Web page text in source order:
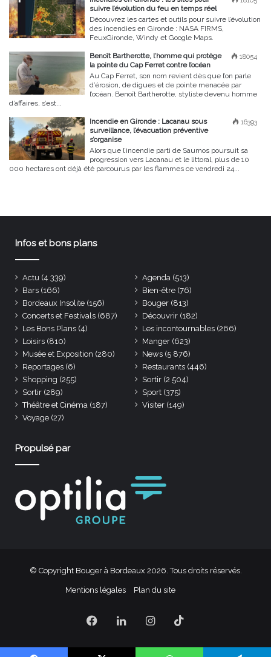
suivre l’évolution du feu en temps réel
Découvrez les cartes et outils pour suivre l’évolution
des incendies en Gironde : NASA FIRMS,
FeuxGironde, Windy et Google Maps.
18054
Benoît Bartherotte, l’homme qui protège
la pointe du Cap Ferret contre l’océan
Au Cap Ferret, son nom revient dès que l’on parle
d’érosion, de digues et de pointe menacée par
l’océan. Benoît Bartherotte, styliste devenu homme
d’affaires, s’est...
16393
Incendie en Gironde : Lacanau sous
surveillance, l’évacuation préventive
s’organise
Alors que l’incendie parti de Saumos poursuit sa
progression vers Lacanau et le littoral, plus de 10
000 hectares ont déjà été parcourus par les flammes ce vendredi 24...
Infos et bons plans
Actu (4 339) Agenda (513)
Bars (166) Bien-être (76)
Bordeaux Insolite (156) Bouger (813)
Concerts et Festivals (687) Découvrir (182)
Les Bons Plans (4) Les incontournables (266)
Loisirs (810) Manger (623)
Musée et Exposition (280) News (5 876)
Reportages (6) Restaurants (446)
Shopping (255) Sortir (2 504)
Sortir (289) Sport (375)
Théâtre et Cinéma (187) Visiter (149)
Voyage (27)
Propulsé par
© Copyright Bouger à Bordeaux 2026. Tous droits réservés.
Mentions légales Plan du site
Facebook
LinkedinInstagram